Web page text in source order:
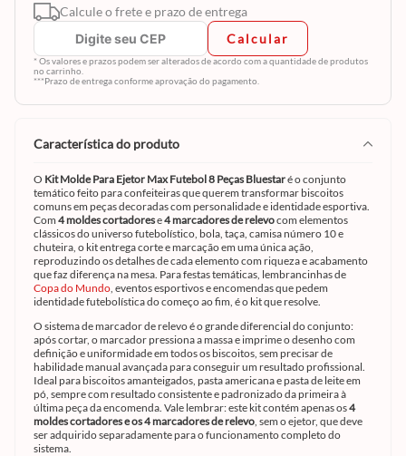
Calcule o frete e prazo de entrega
Calcular
* Os valores e prazos podem ser alterados de acordo com a quantidade de produtos
no carrinho.
***Prazo de entrega conforme aprovação do pagamento.
característica do produto
O Kit Molde Para Ejetor Max Futebol 8 Peças Bluestaré o conjunto
temático feito para confeiteiras que querem transformar biscoitos
comuns em peças decoradas com personalidade e identidade esportiva.
Com 4 moldes cortadorese4 marcadores de relevocom elementos
clássicos do universo futebolístico, bola, taça, camisa número 10 e
chuteira, o kit entrega corte e marcação em uma única ação,
reproduzindo os detalhes de cada elemento com riqueza e acabamento
que faz diferença na mesa. Para festas temáticas, lembrancinhas de
Copa do Mundo, eventos esportivos e encomendas que pedem
identidade futebolística do começo ao fim, é o kit que resolve.
O sistema de marcador de relevo é o grande diferencial do conjunto:
após cortar, o marcador pressiona a massa e imprime o desenho com
definição e uniformidade em todos os biscoitos, sem precisar de
habilidade manual avançada para conseguir um resultado profissional.
Ideal para biscoitos amanteigados, pasta americana e pasta de leite em
pó, sempre com resultado consistente e padronizado da primeira à
última peça da encomenda. Vale lembrar: este kit contém apenas os4
moldes cortadores e os 4 marcadores de relevo, sem o ejetor, que deve
ser adquirido separadamente para o funcionamento completo do
sistema.